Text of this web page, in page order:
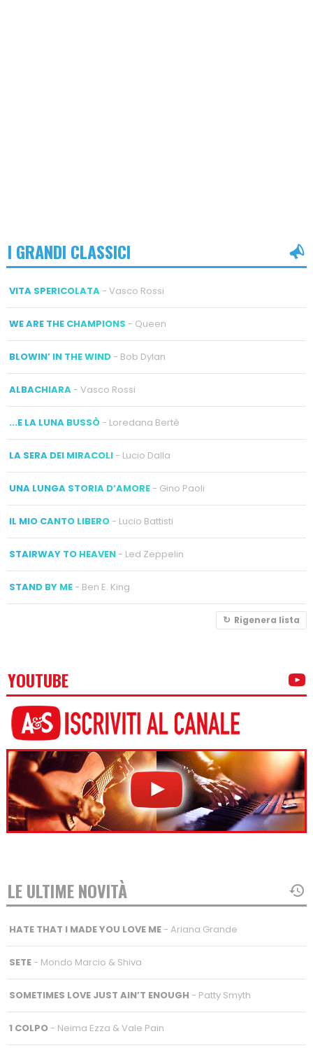
I GRANDI CLASSICI
VITA SPERICOLATA- Vasco Rossi
WE ARE THE CHAMPIONS - Queen
BLOWIN’ IN THE WIND- Bob Dylan
ALBACHIARA- Vasco Rossi
...E LA LUNA BUSSÒ- Loredana Bertè
LA SERA DEI MIRACOLI- Lucio Dalla
UNA LUNGA STORIA D’AMORE- Gino Paoli
IL MIO CANTO LIBERO- Lucio Battisti
STAIRWAY TO HEAVEN- Led Zeppelin
STAND BY ME- Ben E. King
Rigenera lista
YOUTUBE
LE ULTIME NOVITÀ
HATE THAT I MADE YOU LOVE ME- Ariana Grande
SETE- Mondo Marcio & Shiva
SOMETIMES LOVE JUST AIN’T ENOUGH - Patty Smyth
1 COLPO- Neima Ezza & Vale Pain